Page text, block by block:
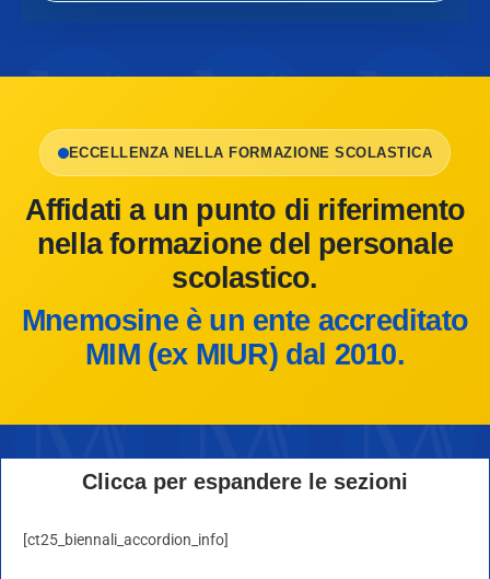
ECCELLENZA NELLA FORMAZIONE SCOLASTICA
Affidati a un punto di riferimento
nella formazione del personale
scolastico.
Mnemosine è un ente accreditato
MIM (ex MIUR) dal 2010.
Clicca per espandere le sezioni
[ct25_biennali_accordion_info]